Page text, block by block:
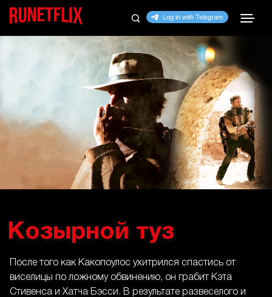
Козырной туз
После того как Какопоулос ухитрился спастись от
виселицы по ложному обвинению, он грабит Кэта
Стивенса и Хатча Бэсси. В результате развеселого и